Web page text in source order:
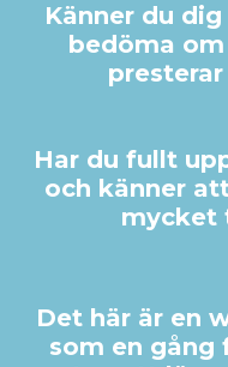
Känner du
bedöma
Har du fullt
och känner
mycket
Det här är en
som en